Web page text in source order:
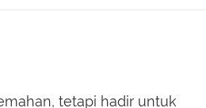
tetapi hadir untuk